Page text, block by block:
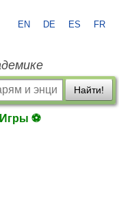
EN DE ES FR
Найти!
Игры ⚽